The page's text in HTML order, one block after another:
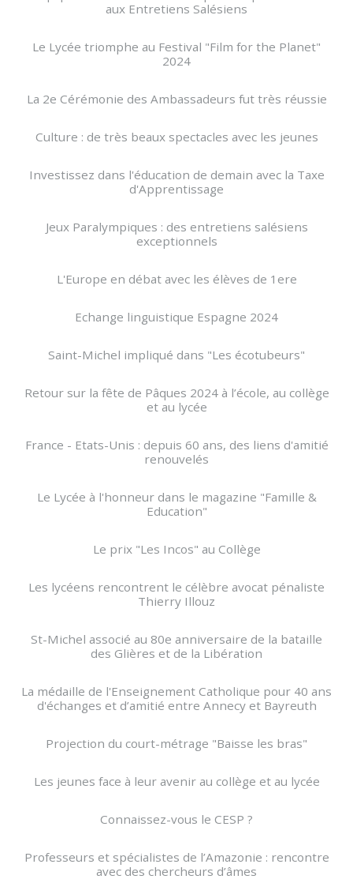
aux Entretiens Salésiens
Le Lycée triomphe au Festival "Film for the Planet"
2024
La 2e Cérémonie des Ambassadeurs fut très réussie
Culture : de très beaux spectacles avec les jeunes
Investissez dans l'éducation de demain avec la Taxe
d'Apprentissage
Jeux Paralympiques : des entretiens salésiens
exceptionnels
L'Europe en débat avec les élèves de 1ere
Echange linguistique Espagne 2024
Saint-Michel impliqué dans "Les écotubeurs"
Retour sur la fête de Pâques 2024 à l’école, au collège
et au lycée
France - Etats-Unis : depuis 60 ans, des liens d'amitié
renouvelés
Le Lycée à l'honneur dans le magazine "Famille &
Education"
Le prix "Les Incos" au Collège
Les lycéens rencontrent le célèbre avocat pénaliste
Thierry Illouz
St-Michel associé au 80e anniversaire de la bataille
des Glières et de la Libération
La médaille de l'Enseignement Catholique pour 40 ans
d'échanges et d’amitié entre Annecy et Bayreuth
Projection du court-métrage "Baisse les bras"
Les jeunes face à leur avenir au collège et au lycée
Connaissez-vous le CESP ?
Professeurs et spécialistes de l’Amazonie : rencontre
avec des chercheurs d’âmes